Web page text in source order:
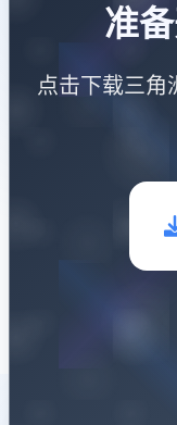
准
点击下载三角